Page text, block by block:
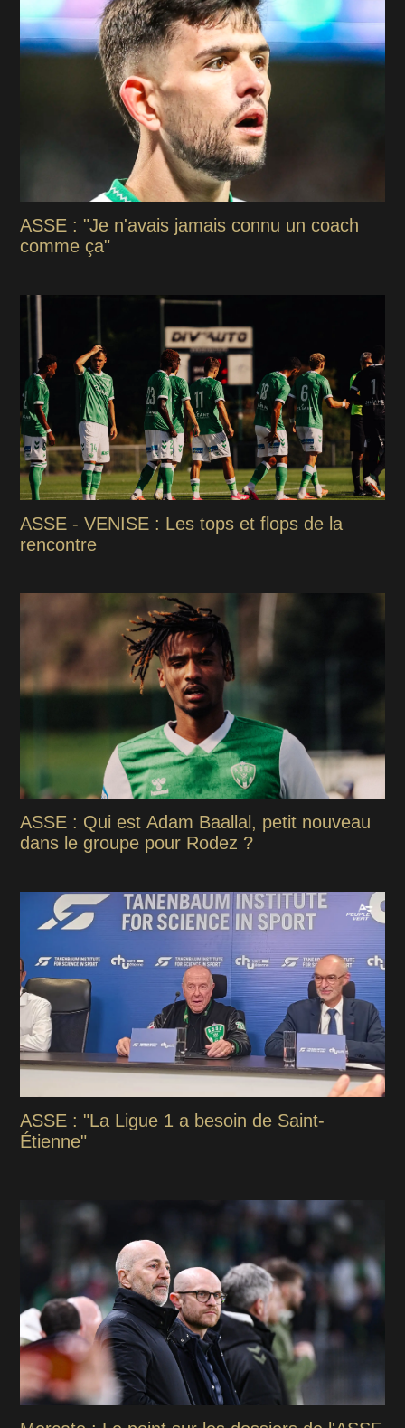
ASSE : "Je n'avais jamais connu un coach
comme ça"
ASSE - VENISE : Les tops et flops de la
rencontre
ASSE : Qui est Adam Baallal, petit nouveau
dans le groupe pour Rodez ?
ASSE : "La Ligue 1 a besoin de Saint-
Étienne"